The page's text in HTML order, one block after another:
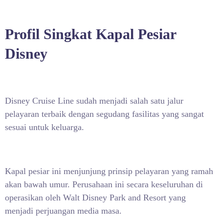
Profil Singkat Kapal Pesiar
Disney
Disney Cruise Line sudah menjadi salah satu jalur
pelayaran terbaik dengan segudang fasilitas yang sangat
sesuai untuk keluarga.
Kapal pesiar ini menjunjung prinsip pelayaran yang ramah
akan bawah umur. Perusahaan ini secara keseluruhan di
operasikan oleh Walt Disney Park and Resort yang
menjadi perjuangan media masa.